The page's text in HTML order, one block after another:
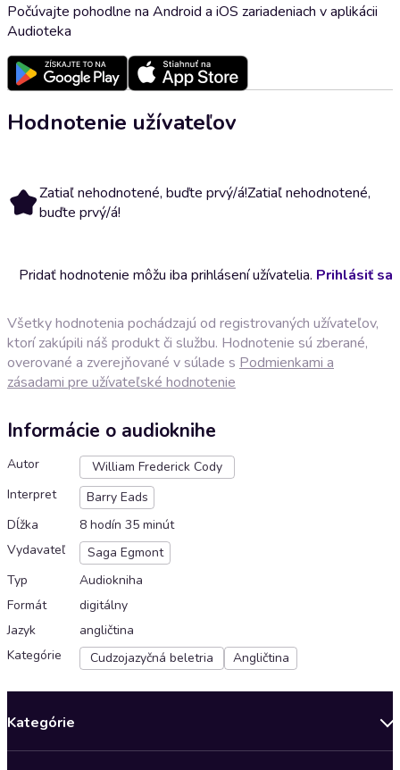
Počúvajte pohodlne na Android a iOS zariadeniach v aplikácii
Audioteka
Hodnotenie užívateľov
Zatiaľ nehodnotené, buďte prvý/á!Zatiaľ nehodnotené,
buďte prvý/á!
Pridať hodnotenie môžu iba prihlásení užívatelia. Prihlásiť sa
Všetky hodnotenia pochádzajú od registrovaných užívateľov,
ktorí zakúpili náš produkt či službu. Hodnotenie sú zberané,
overované a zverejňované v súlade s Podmienkami a
zásadami pre užívateľské hodnotenie
Informácie o audioknihe
Autor
William Frederick Cody
Interpret
Barry Eads
Dĺžka
8 hodín 35 minút
Vydavateľ
Saga Egmont
Typ
Audiokniha
Formát
digitálny
Jazyk
angličtina
Kategórie
Cudzojazyčná beletria Angličtina
Kategórie